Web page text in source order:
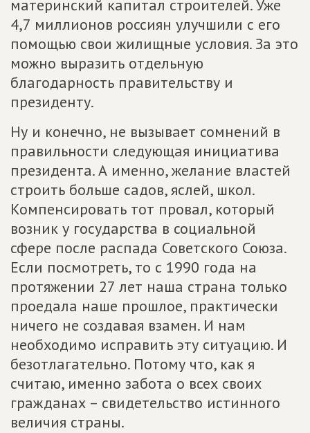
материнский капитал строителей. Уже
4,7 миллионов россиян улучшили с его
помощью свои жилищные условия. За это
можно выразить отдельную
благодарность правительству и
президенту.
Ну и конечно, не вызывает сомнений в
правильности следующая инициатива
президента. А именно, желание властей
строить больше садов, яслей, школ.
Компенсировать тот провал, который
возник у государства в социальной
сфере после распада Советского Союза.
Если посмотреть, то с 1990 года на
протяжении 27 лет наша страна только
проедала наше прошлое, практически
ничего не создавая взамен. И нам
необходимо исправить эту ситуацию. И
безотлагательно. Потому что, как я
считаю, именно забота о всех своих
гражданах – свидетельство истинного
величия страны.